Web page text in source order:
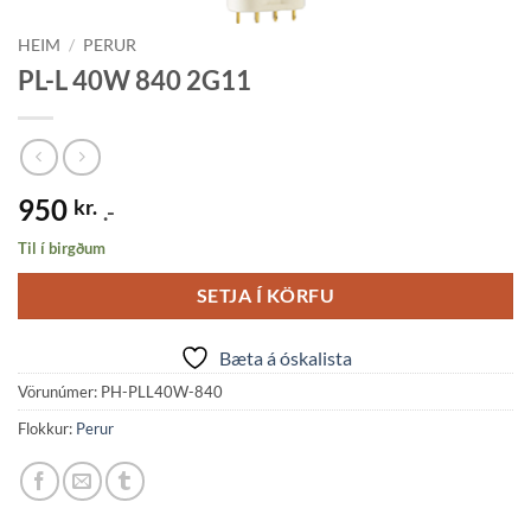
HEIM / PERUR
PL-L 40W 840 2G11
950 kr. .-
Til í birgðum
SETJA Í KÖRFU
Bæta á óskalista
Vörunúmer: PH-PLL40W-840
Flokkur: Perur